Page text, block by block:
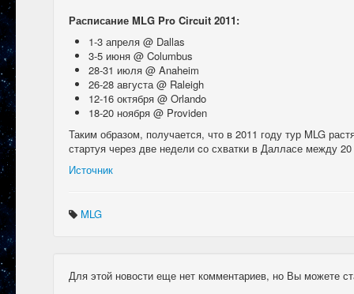
Расписание MLG Pro Circuit 2011:
1-3 апреля @ Dallas
3-5 июня @ Columbus
28-31 июля @ Anaheim
26-28 августа @ Raleigh
12-16 октября @ Orlando
18-20 ноября @ Providen
Таким образом, получается, что в 2011 году тур MLG
стартуя через две недели cо схватки в Далласе между
Источник
MLG
Для этой новости еще нет комментариев, но Вы можете